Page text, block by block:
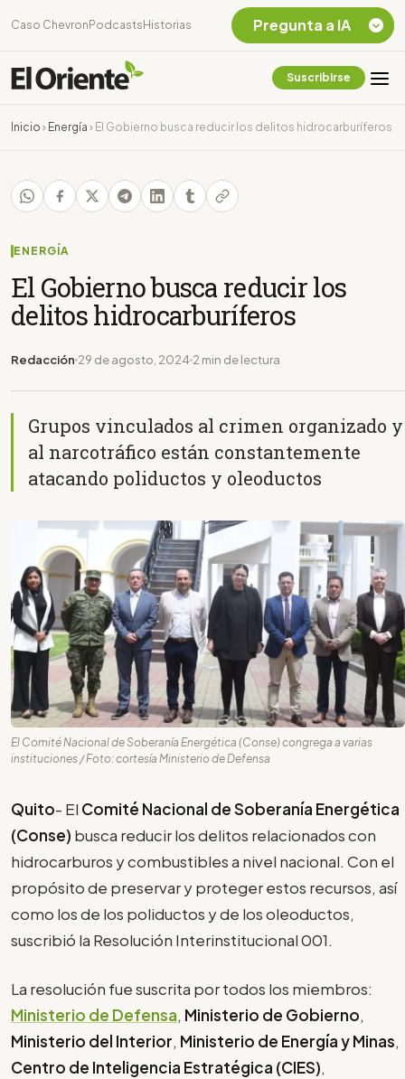
Caso Chevron Podcasts Historias
Suscribirse
Inicio › Energía › El Gobierno busca reducir los delitos hidrocarburíferos
ENERGÍA
El Gobierno busca reducir los
delitos hidrocarburíferos
Redacción 29 de agosto, 2024 2 min de lectura
Grupos vinculados al crimen organizado y
al narcotráfico están constantemente
atacando poliductos y oleoductos
El Comité Nacional de Soberanía Energética (Conse) congrega a varias
instituciones / Foto: cortesía Ministerio de Defensa
Quito- El Comité Nacional de Soberanía Energética
(Conse) busca reducir los delitos relacionados con
hidrocarburos y combustibles a nivel nacional. Con el
propósito de preservar y proteger estos recursos, así
como los de los poliductos y de los oleoductos,
suscribió la Resolución Interinstitucional 001.
La resolución fue suscrita por todos los miembros:
Ministerio de Defensa, Ministerio de Gobierno,
Ministerio del Interior, Ministerio de Energía y Minas,
Centro de Inteligencia Estratégica (CIES),
Pregunta a IA
Chevron Ecuador